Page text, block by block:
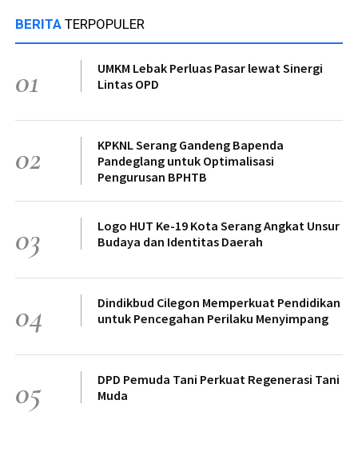
BERITA TERPOPULER
01
UMKM Lebak Perluas Pasar lewat Sinergi
Lintas OPD
02
KPKNL Serang Gandeng Bapenda
Pandeglang untuk Optimalisasi
Pengurusan BPHTB
03
Logo HUT Ke-19 Kota Serang Angkat Unsur
Budaya dan Identitas Daerah
04
Dindikbud Cilegon Memperkuat Pendidikan
untuk Pencegahan Perilaku Menyimpang
05
DPD Pemuda Tani Perkuat Regenerasi Tani
Muda